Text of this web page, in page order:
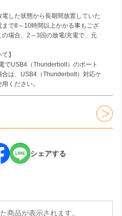
電した状態から長期間放置していた
まで8～10時間以上かかる事もござ
の場合、2～3回の放電/充電で、元
】
でUSB4（Thunderbolt）のポート
合は、USB4（Thunderbolt）対応ケ
ください。
シェアする
商品が表示されます。